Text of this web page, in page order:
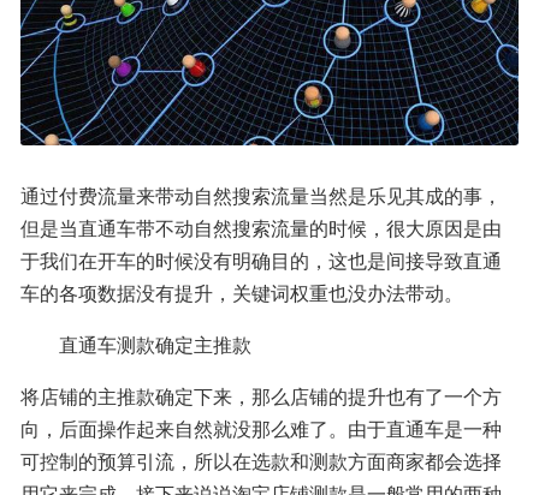
通过付费流量来带动自然搜索流量当然是乐见其成的事，
但是当直通车带不动自然搜索流量的时候，很大原因是由
于我们在开车的时候没有明确目的，这也是间接导致直通
车的各项数据没有提升，关键词权重也没办法带动。
直通车测款确定主推款
将店铺的主推款确定下来，那么店铺的提升也有了一个方
向，后面操作起来自然就没那么难了。由于直通车是一种
可控制的预算引流，所以在选款和测款方面商家都会选择